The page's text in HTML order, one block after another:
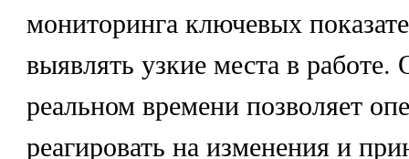
мониторинга ключевых
выявлять узкие места в работе.
реальном времени позволяет
реагировать на изменения и